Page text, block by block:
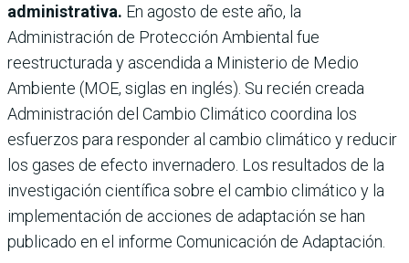
administrativa. En agosto de este año, la
Administración de Protección Ambiental fue
reestructurada y ascendida a Ministerio de Medio
Ambiente (MOE, siglas en inglés). Su recién creada
Administración del Cambio Climático coordina los
esfuerzos para responder al cambio climático y reducir
los gases de efecto invernadero. Los resultados de la
investigación científica sobre el cambio climático y la
implementación de acciones de adaptación se han
publicado en el informe Comunicación de Adaptación.